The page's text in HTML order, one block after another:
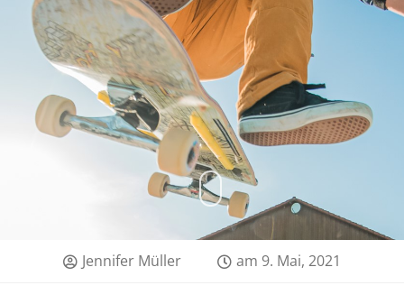
Jennifer Müller am 9. Mai, 2021